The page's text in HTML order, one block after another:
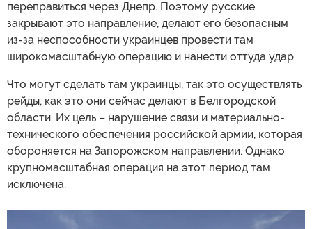
переправиться через Днепр. Поэтому русские
закрывают это направление, делают его безопасным
из-за неспособности украинцев провести там
широкомасштабную операцию и нанести оттуда удар.
Что могут сделать там украинцы, так это осуществлять
рейды, как это они сейчас делают в Белгородской
области. Их цель – нарушение связи и материально-
технического обеспечения российской армии, которая
обороняется на Запорожском направлении. Однако
крупномасштабная операция на этот период там
исключена.